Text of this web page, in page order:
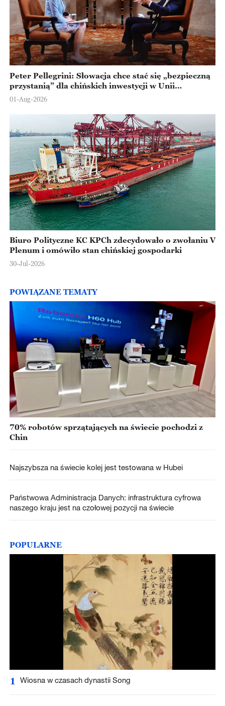
Peter Pellegrini: Słowacja chce stać się „bezpieczną
przystanią” dla chińskich inwestycji w Unii
Europejskiej
01-Aug-2026
Biuro Polityczne KC KPCh zdecydowało o zwołaniu V
Plenum i omówiło stan chińskiej gospodarki
30-Jul-2026
POWIĄZANE TEMATY
70% robotów sprzątających na świecie pochodzi z
Chin
Najszybsza na świecie kolej jest testowana w Hubei
Państwowa Administracja Danych: infrastruktura cyfrowa
naszego kraju jest na czołowej pozycji na świecie
POPULARNE
1 Wiosna w czasach dynastii Song